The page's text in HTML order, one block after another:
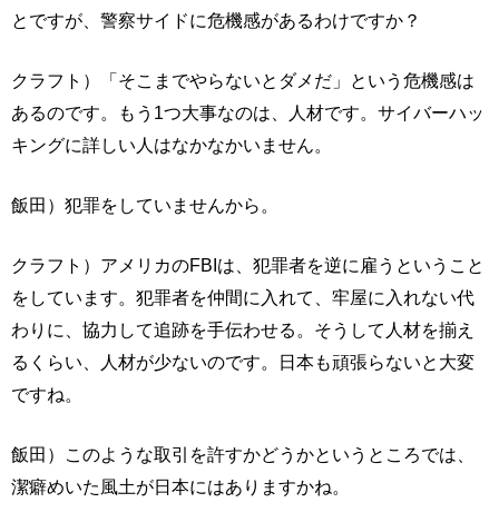
とですが、警察サイドに危機感があるわけですか？
クラフト）「そこまでやらないとダメだ」という危機感は
あるのです。もう1つ大事なのは、人材です。サイバーハッ
キングに詳しい人はなかなかいません。
飯田）犯罪をしていませんから。
クラフト）アメリカのFBIは、犯罪者を逆に雇うということ
をしています。犯罪者を仲間に入れて、牢屋に入れない代
わりに、協力して追跡を手伝わせる。そうして人材を揃え
るくらい、人材が少ないのです。日本も頑張らないと大変
ですね。
飯田）このような取引を許すかどうかというところでは、
潔癖めいた風土が日本にはありますかね。